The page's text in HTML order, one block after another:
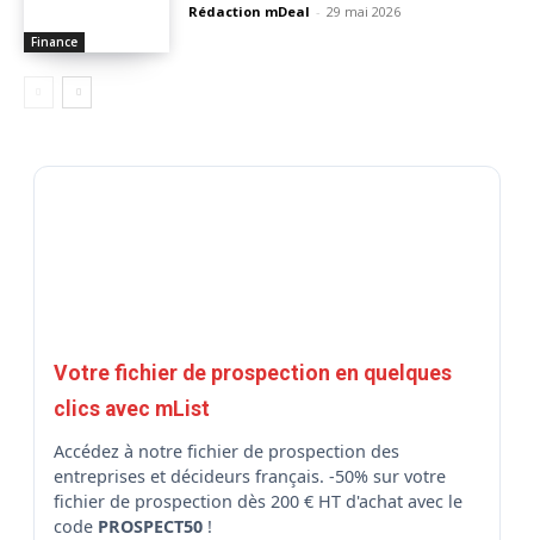
Finance
Rédaction mDeal - 29 mai 2026
Votre fichier de prospection en quelques
clics avec mList
Accédez à notre fichier de prospection des
entreprises et décideurs français. -50% sur votre
fichier de prospection dès 200 € HT d'achat avec le
code PROSPECT50 !